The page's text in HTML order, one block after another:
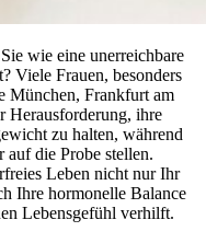
wie eine unerreichbare
Viele Frauen, besonders
München, Frankfurt am
Herausforderung, ihre
zu halten, während
auf die Probe stellen.
Leben nicht nur Ihr
Ihre hormonelle Balance
Lebensgefühl verhilft.